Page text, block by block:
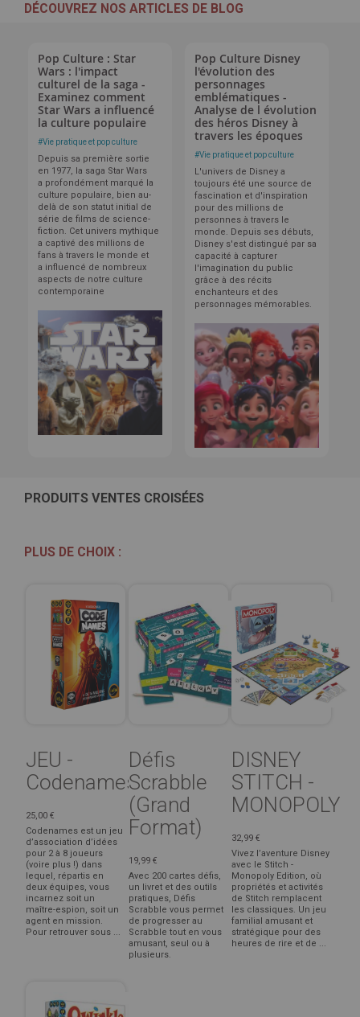
DÉCOUVREZ NOS ARTICLES DE BLOG
Pop Culture : Star
Wars : l'impact
culturel de la saga -
Examinez comment
Star Wars a influencé
la culture populaire
#Vie pratique et pop culture
Depuis sa première sortie
en 1977, la saga Star Wars
a profondément marqué la
culture populaire, bien au-
delà de son statut initial de
série de films de science-
fiction. Cet univers mythique
a captivé des millions de
fans à travers le monde et
a influencé de nombreux
aspects de notre culture
contemporaine
Pop Culture Disney
l'évolution des
personnages
emblématiques -
Analyse de l évolution
des héros Disney à
travers les époques
#Vie pratique et pop culture
L'univers de Disney a
toujours été une source de
fascination et d'inspiration
pour des millions de
personnes à travers le
monde. Depuis ses débuts,
Disney s'est distingué par sa
capacité à capturer
l'imagination du public
grâce à des récits
enchanteurs et des
personnages mémorables.
PRODUITS VENTES CROISÉES
PLUS DE CHOIX :
JEU -
Codenames
25,00 €
Codenames est un jeu
d’association d’idées
pour 2 à 8 joueurs
(voire plus !) dans
lequel, répartis en
deux équipes, vous
incarnez soit un
maître-espion, soit un
agent en mission.
Pour retrouver sous ...
Défis
Scrabble
(Grand
Format)
19,99 €
Avec 200 cartes défis,
un livret et des outils
pratiques, Défis
Scrabble vous permet
de progresser au
Scrabble tout en vous
amusant, seul ou à
plusieurs.
DISNEY
STITCH -
MONOPOLY
32,99 €
Vivez l’aventure Disney
avec le Stitch -
Monopoly Edition, où
propriétés et activités
de Stitch remplacent
les classiques. Un jeu
familial amusant et
stratégique pour des
heures de rire et de ...